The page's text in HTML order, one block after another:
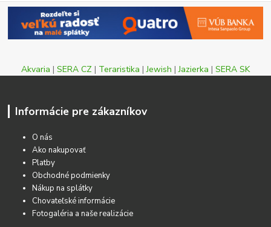
Akvaria | SERA CZ | Teraristika |Jewish |Jazierka | SERA SK
Informácie pre zákazníkov
O nás
Ako nakupovať
Platby
Obchodné podmienky
Nákup na splátky
Chovateľské informácie
Fotogaléria a naše realizácie